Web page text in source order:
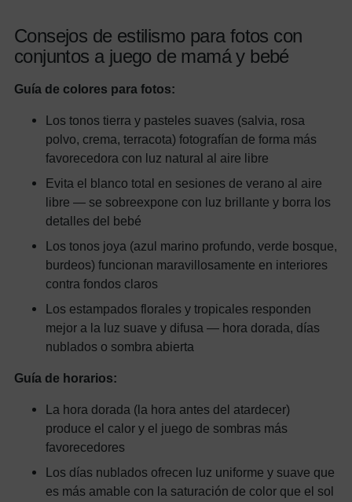
Consejos de estilismo para fotos con
conjuntos a juego de mamá y bebé
Guía de colores para fotos:
Los tonos tierra y pasteles suaves (salvia, rosa
polvo, crema, terracota) fotografían de forma más
favorecedora con luz natural al aire libre
Evita el blanco total en sesiones de verano al aire
libre — se sobreexpone con luz brillante y borra los
detalles del bebé
Los tonos joya (azul marino profundo, verde bosque,
burdeos) funcionan maravillosamente en interiores
contra fondos claros
Los estampados florales y tropicales responden
mejor a la luz suave y difusa — hora dorada, días
nublados o sombra abierta
Guía de horarios:
La hora dorada (la hora antes del atardecer)
produce el calor y el juego de sombras más
favorecedores
Los días nublados ofrecen luz uniforme y suave que
es más amable con la saturación de color que el sol